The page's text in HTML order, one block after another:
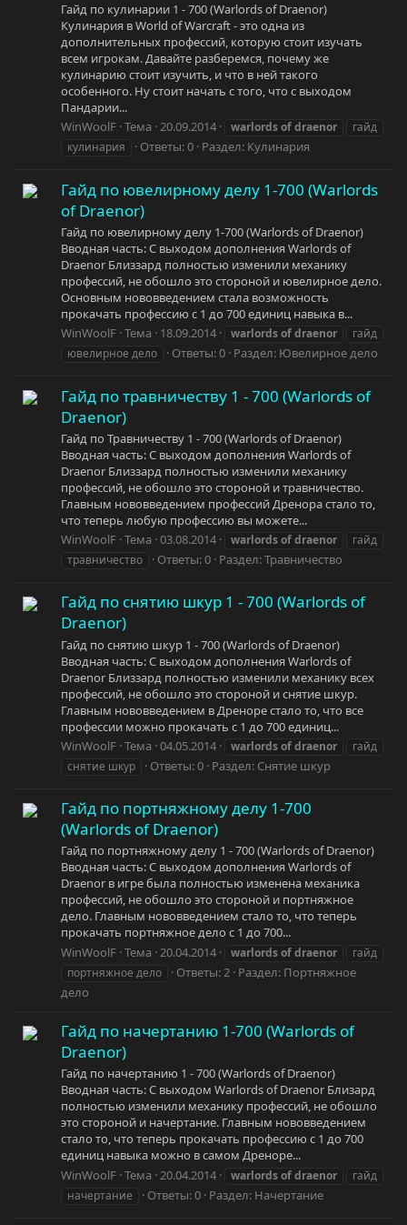
Гайд по кулинарии 1 - 700 (Warlords of Draenor)
Кулинария в World of Warcraft - это одна из
дополнительных профессий, которую стоит изучать
всем игрокам. Давайте разберемся, почему же
кулинарию стоит изучить, и что в ней такого
особенного. Ну стоит начать с того, что с выходом
Пандарии...
WinWoolF Тема 20.09.2014 warlordsofdraenor
гайд
кулинария
Ответы: 0 Раздел: Кулинария
Гайд по ювелирному делу 1-700 (Warlords
of Draenor)
Гайд по ювелирному делу 1-700 (Warlords of Draenor)
Вводная часть: С выходом дополнения Warlords of
Draenor Близзард полностью изменили механику
профессий, не обошло это стороной и ювелирное дело.
Основным нововведением стала возможность
прокачать профессию с 1 до 700 единиц навыка в...
WinWoolF Тема 18.09.2014 warlordsofdraenor
гайд
ювелирное дело
Ответы: 0 Раздел: Ювелирное дело
Гайд по травничеству 1 - 700 (Warlords of
Draenor)
Гайд по Травничеству 1 - 700 (Warlords of Draenor)
Вводная часть: С выходом дополнения Warlords of
Draenor Близзард полностью изменили механику
профессий, не обошло это стороной и травничество.
Главным нововведением профессий Дренора стало то,
что теперь любую профессию вы можете...
WinWoolF Тема 03.08.2014 warlordsofdraenor
гайд
травничество
Ответы: 0 Раздел:Травничество
Гайд по снятию шкур 1 - 700 (Warlords of
Draenor)
Гайд по снятию шкур 1 - 700 (Warlords of Draenor)
Вводная часть: С выходом дополнения Warlords of
Draenor Близзард полностью изменили механику всех
профессий, не обошло это стороной и снятие шкур.
Главным нововведением в Дреноре стало то, что все
профессии можно прокачать с 1 до 700 единиц...
WinWoolF Тема 04.05.2014 warlordsofdraenor
гайд
снятие шкур
Ответы: 0 Раздел: Снятие шкур
Гайд по портняжному делу 1-700
(Warlords of Draenor)
Гайд по портняжному делу 1 - 700 (Warlords of Draenor)
Вводная часть: С выходом дополнения Warlords of
Draenor в игре была полностью изменена механика
профессий, не обошло это стороной и портняжное
дело. Главным нововведением стало то, что теперь
прокачать портняжное дело с 1 до 700...
WinWoolF Тема 20.04.2014 warlordsofdraenor
гайд
портняжное дело
Ответы: 2 Раздел: Портняжное
дело
Гайд по начертанию 1-700 (Warlords of
Draenor)
Гайд по начертанию 1 - 700 (Warlords of Draenor)
Вводная часть: С выходом Warlords of Draenor Близард
полностью изменили механику профессий, не обошло
это стороной и начертание. Главным нововведением
стало то, что теперь прокачать профессию с 1 до 700
единиц навыка можно в самом Дреноре...
WinWoolF Тема 20.04.2014 warlordsofdraenor
гайд
начертание
Ответы: 0 Раздел: Начертание